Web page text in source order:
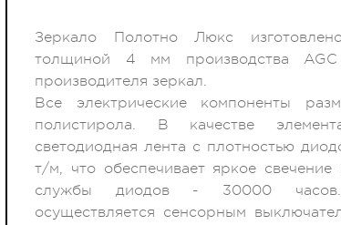
Зеркало Полотно Люкс
толщиной 4 мм производства
производителя зеркал.
Все электрические компоненты
полистирола. В качестве
светодиодная лента с плотностью
т/м, что обеспечивает яркое
службы диодов - 30000 часов.
осуществляется сенсорным